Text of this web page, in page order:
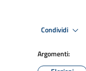
Condividi
Argomenti: